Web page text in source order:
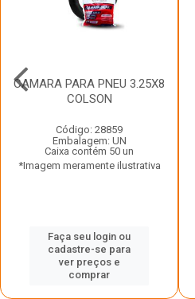
CAMARA PARA PNEU 3.25X8
COLSON
Código: 28859
Embalagem: UN
Caixa contém 50 un
*Imagem meramente ilustrativa
Faça seu login ou
cadastre-se para
ver preços e
comprar